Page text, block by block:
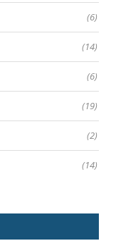
(6)
(14)
(6)
(19)
(2)
(14)